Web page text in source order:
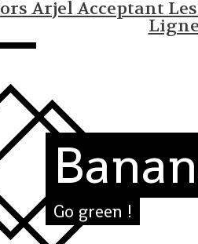
Arjel Acceptant
Ligne
Go green !